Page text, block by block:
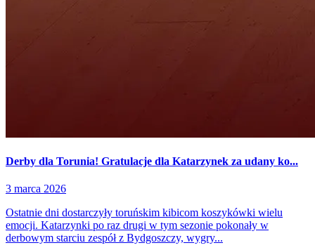
Derby dla Torunia! Gratulacje dla Katarzynek za udany ko...
3 marca 2026
Ostatnie dni dostarczyły toruńskim kibicom koszykówki wielu
emocji. Katarzynki po raz drugi w tym sezonie pokonały w
derbowym starciu zespół z Bydgoszczy, wygry...